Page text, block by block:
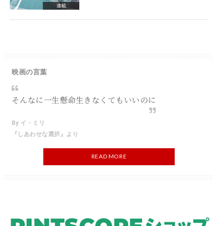
連載
映画の言葉
そんなに一生懸命生きなくてもいいのに
By イ・ミリ
『しあわせな選択』より
READ MORE